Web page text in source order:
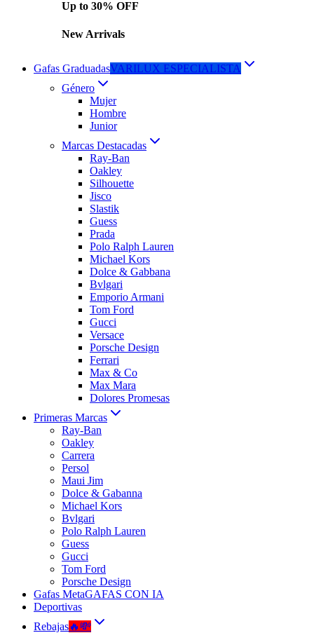
Up to 30% OFF
New Arrivals
Gafas GraduadasVARILUX ESPECIALISTA
Género
Mujer
Hombre
Junior
Marcas Destacadas
Ray-Ban
Oakley
Silhouette
Jisco
Slastik
Guess
Prada
Polo Ralph Lauren
Michael Kors
Dolce & Gabbana
Bvlgari
Emporio Armani
Tom Ford
Gucci
Versace
Porsche Design
Ferrari
Max & Co
Max Mara
Dolores Promesas
Primeras Marcas
Ray-Ban
Oakley
Carrera
Persol
Maui Jim
Dolce & Gabanna
Michael Kors
Bvlgari
Polo Ralph Lauren
Guess
Gucci
Tom Ford
Porsche Design
Gafas MetaGAFAS CON IA
Deportivas
Rebajas🔥💸